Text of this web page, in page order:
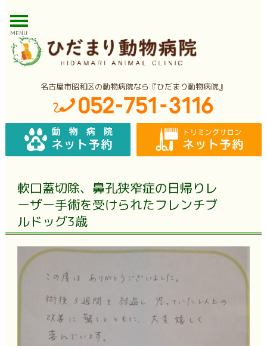
MENU
名古屋市昭和区の動物病院なら『ひだまり動物病院』
軟口蓋切除、鼻孔狭窄症の日帰りレ
ーザー手術を受けられたフレンチブ
ルドッグ3歳